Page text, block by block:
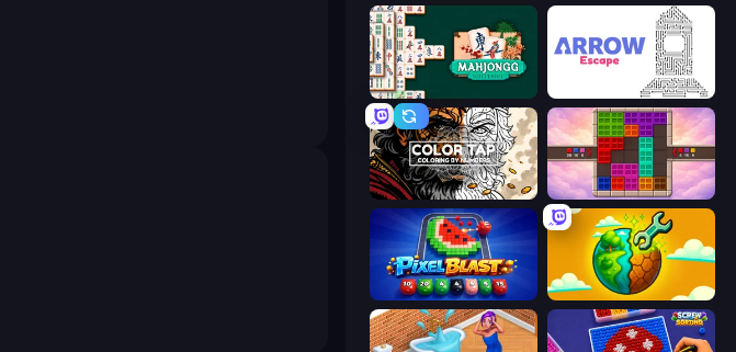
Mahjongg Solitaire Arrow Escape
Color Tap: Coloring by Numbers Color Cube Puzzle
Pixel Blast Land Explorers: Merge & Build